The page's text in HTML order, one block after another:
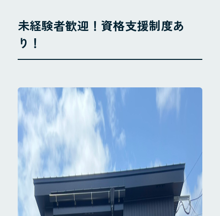
未経験者歓迎！資格支援制度あ
り！